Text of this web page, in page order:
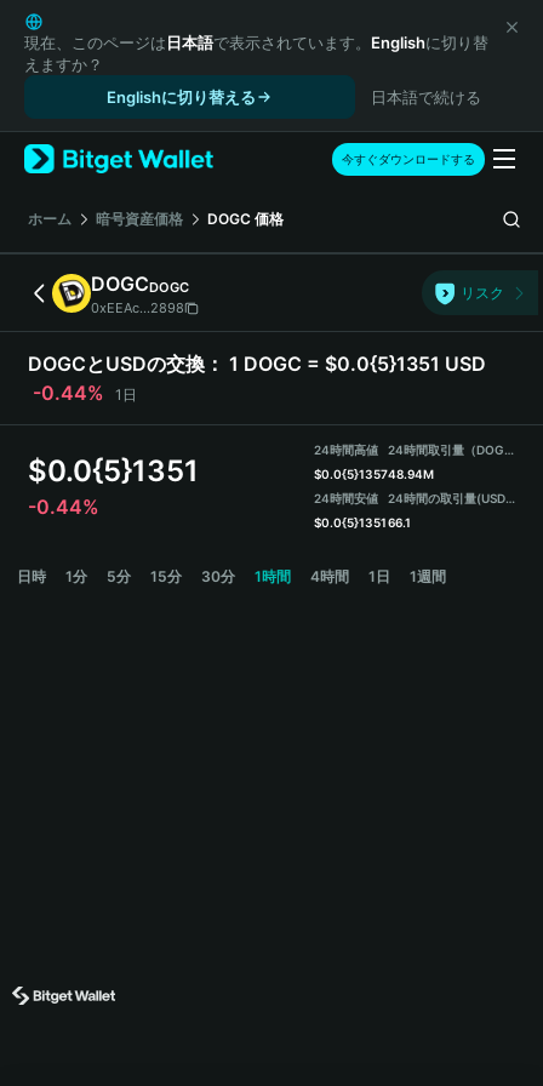
English
日本語
Tiếng Việt
Español (Latinoamérica)
Türkçe
Français
Deutsch
简体中文
繁體中文
Português (Portugal)
Bahasa Indonesia
ภาษาไทย
हिन्दी
Español
Português (Brasil)
現在、このページは日本語で表示されています。 Englishに切り替
えますか？
Englishに切り替える
日本語で続ける
今すぐダウンロードする
ホーム 暗号資産価格 DOGC 価格
DOGCDOGC
0xEEAc...2898
リスク
DOGCとUSDの交換： 1 DOGC = $0.0{5}1351 USD
-0.44%
1日
$0.0{5}1351
-0.44%
24時間高値
$0.0{5}1357
24時間安値
$0.0{5}1351
24時間取引量（DOGC）
48.94M
24時間の取引量(USDT)
66.1
日時 1分 5分 15分 30分 1時間 4時間 1日 1週間